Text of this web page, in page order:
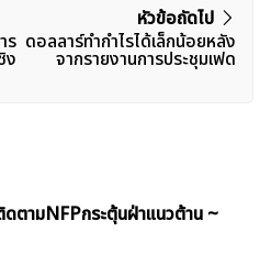
ร
ง
หัวข้อถัดไป
ดอลลาร์ทำกำไรได้เล็กน้อยหลัง
จากรายงานการประชุมเฟด
ดตามNFPกระตุ้นฝ่าแนวต้าน ~